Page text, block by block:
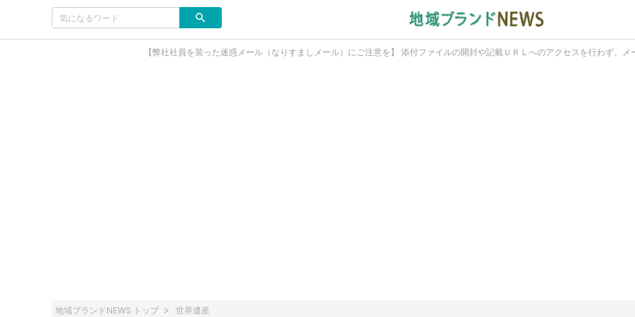
【弊社社員を装った迷惑メール（なりすましメール）にご注意を】 添付ファイルの開封や記載ＵＲＬへのアクセスを行わず、メ
地域ブランドNEWS トップ 世界遺産